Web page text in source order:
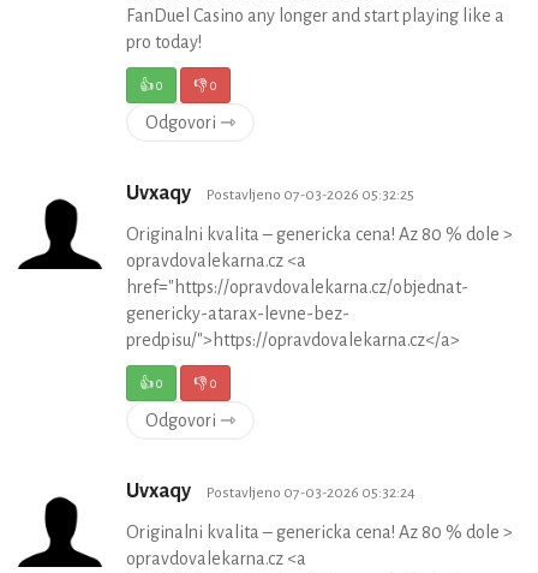
FanDuel Casino any longer and start playing like a
pro today!
👍0 👎0
Odgovori ⇾
Uvxaqy Postavljeno 07-03-2026 05:32:25
Originalni kvalita – genericka cena! Az 80 % dole >
opravdovalekarna.cz <a
href="https://opravdovalekarna.cz/objednat-
genericky-atarax-levne-bez-
predpisu/">https://opravdovalekarna.cz</a>
👍0 👎0
Odgovori ⇾
Uvxaqy Postavljeno 07-03-2026 05:32:24
Originalni kvalita – genericka cena! Az 80 % dole >
opravdovalekarna.cz <a